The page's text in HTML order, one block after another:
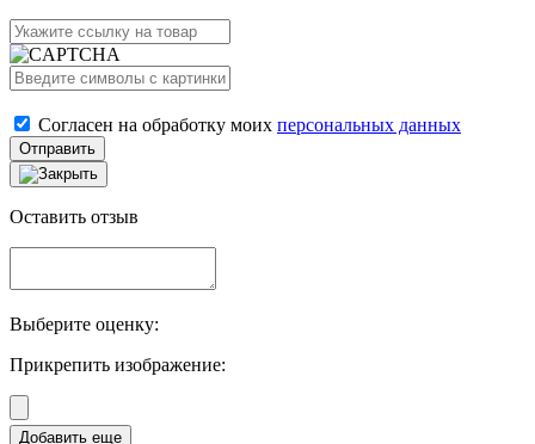
Согласен на обработку моих персональных данных
Отправить
Оставить отзыв
Выберите оценку:
Прикрепить изображение: